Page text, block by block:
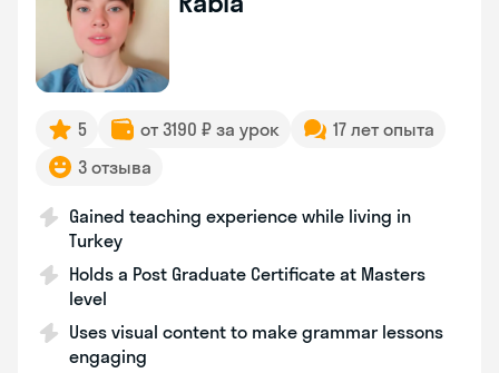
5 от 3190 ₽ за урок
17 лет опыта
3 отзыва
Gained teaching experience while living in
Turkey
Holds a Post Graduate Certificate at Masters
level
Uses visual content to make grammar lessons
engaging